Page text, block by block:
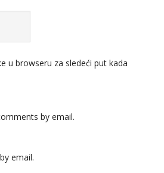
u browseru za sledeći put kada
by email.
email.